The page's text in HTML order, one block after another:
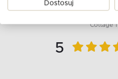
dla produktu
Cottage
5
Dostosuj